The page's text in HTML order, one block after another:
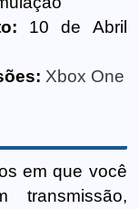
10 de Abril
Xbox One
em que você
transmissão,